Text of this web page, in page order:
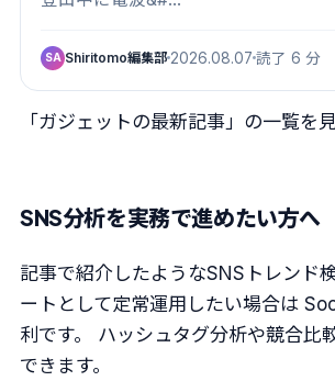
SA Shiritomo編集部 2026.08.07 読了 6 分
「ガジェットの最新記事」の一覧を
SNS分析を実務で進めたい方へ
記事で紹介したようなSNSトレンド
ートとして定常運用したい場合は
利です。 ハッシュタグ分析や競合比
できます。